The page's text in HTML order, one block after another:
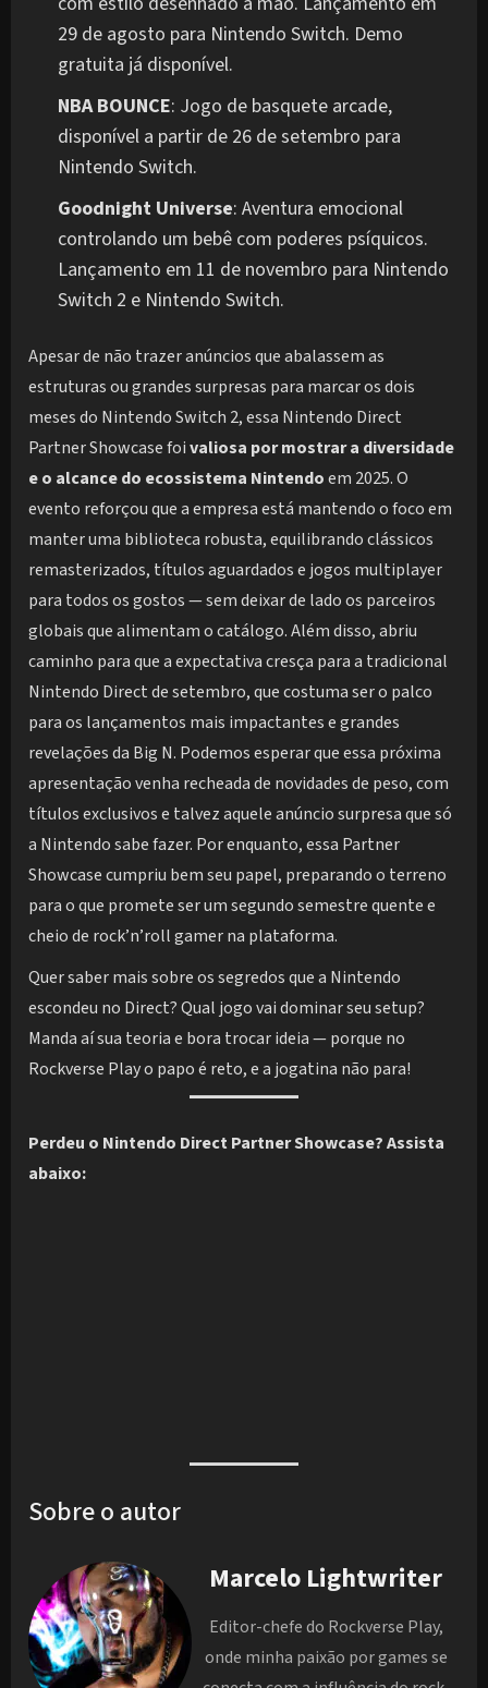
29 de agosto para Nintendo Switch. Demo
gratuita já disponível.
NBA BOUNCE: Jogo de basquete arcade,
disponível a partir de 26 de setembro para
Nintendo Switch.
Goodnight Universe: Aventura emocional
controlando um bebê com poderes psíquicos.
Lançamento em 11 de novembro para Nintendo
Switch 2 e Nintendo Switch.
Apesar de não trazer anúncios que abalassem as
estruturas ou grandes surpresas para marcar os dois
meses do Nintendo Switch 2, essa Nintendo Direct
Partner Showcase foivaliosa por mostrar a diversidade
e o alcance do ecossistema Nintendoem 2025. O
evento reforçou que a empresa está mantendo o foco em
manter uma biblioteca robusta, equilibrando clássicos
remasterizados, títulos aguardados e jogos multiplayer
para todos os gostos — sem deixar de lado os parceiros
globais que alimentam o catálogo. Além disso, abriu
caminho para que a expectativa cresça para a tradicional
Nintendo Direct de setembro, que costuma ser o palco
para os lançamentos mais impactantes e grandes
revelações da Big N. Podemos esperar que essa próxima
apresentação venha recheada de novidades de peso, com
títulos exclusivos e talvez aquele anúncio surpresa que só
a Nintendo sabe fazer. Por enquanto, essa Partner
Showcase cumpriu bem seu papel, preparando o terreno
para o que promete ser um segundo semestre quente e
cheio de rock’n’roll gamer na plataforma.
Quer saber mais sobre os segredos que a Nintendo
escondeu no Direct? Qual jogo vai dominar seu setup?
Manda aí sua teoria e bora trocar ideia — porque no
Rockverse Play o papo é reto, e a jogatina não para!
Perdeu o Nintendo Direct Partner Showcase? Assista
abaixo:
Sobre o autor
Marcelo Lightwriter
Editor-chefe do Rockverse Play,
onde minha paixão por games se